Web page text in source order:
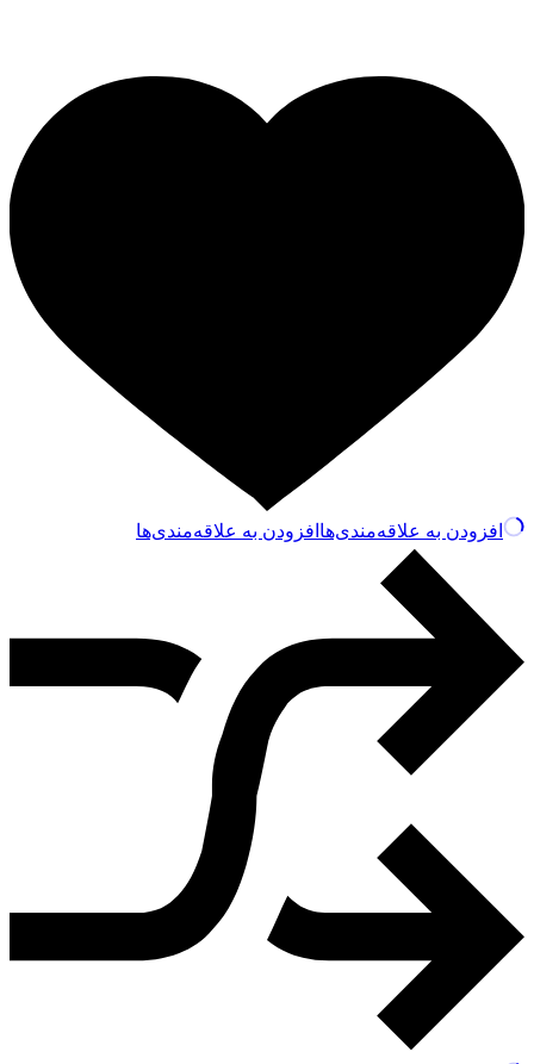
افزودن به علاقه‌مندی‌ها افزودن به علاقه‌مندی‌ها